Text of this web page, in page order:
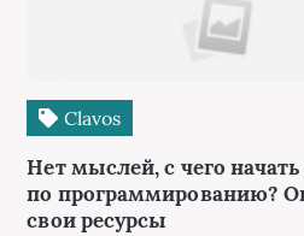
Сlavos
Нет мыслей, с чего
по программированию?
свои ресурсы